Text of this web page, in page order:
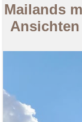
Mailands